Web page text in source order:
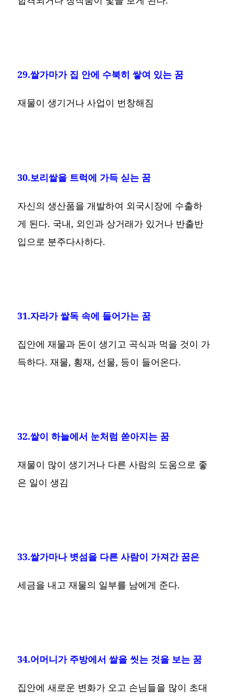
29.쌀가마가 집 안에 수북히 쌓여 있는 꿈
재물이 생기거나 사업이 번창해짐
30.보리쌀을 트럭에 가득 싣는 꿈
자신의 생산품을 개발하여 외국시장에 수출하
게 된다. 국내, 외인과 상거래가 있거나 반출반
입으로 분주다사하다.
31.자라가 쌀독 속에 들어가는 꿈
집안에 재물과 돈이 생기고 곡식과 먹을 것이 가
득하다. 재물, 횡재, 선물, 등이 들어온다.
32.쌀이 하늘에서 눈처럼 쏟아지는 꿈
재물이 많이 생기거나 다른 사람의 도움으로 좋
은 일이 생김
33.쌀가마나 볏섬을 다른 사람이 가져간 꿈은
세금을 내고 재물의 일부를 남에게 준다.
34.어머니가 주방에서 쌀을 씻는 것을 보는 꿈
집안에 새로운 변화가 오고 손님들을 많이 초대